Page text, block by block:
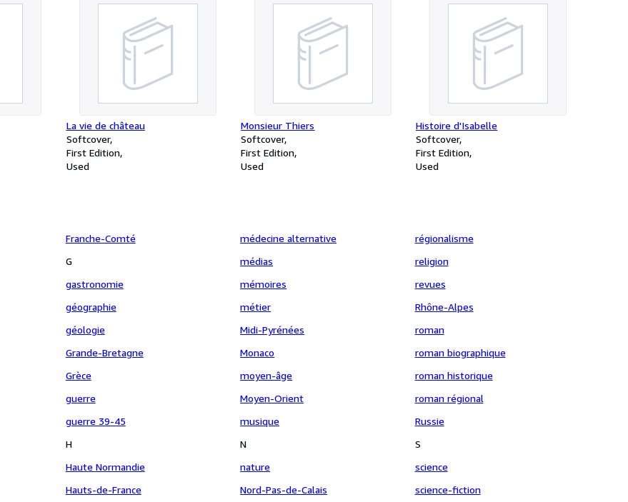
La vie de château
Softcover
First Edition
Used
Monsieur Thiers
Softcover
First Edition
Used
Histoire d'Isabelle
Softcover
First Edition
Used
Franche-Comté
G
gastronomie
géographie
géologie
Grande-Bretagne
Grèce
guerre
guerre 39-45
H
Haute Normandie
Hauts-de-France
médecine alternative
médias
mémoires
métier
Midi-Pyrénées
Monaco
moyen-âge
Moyen-Orient
musique
N
nature
Nord-Pas-de-Calais
régionalisme
religion
revues
Rhône-Alpes
roman
roman biographique
roman historique
roman régional
Russie
S
science
science-fiction